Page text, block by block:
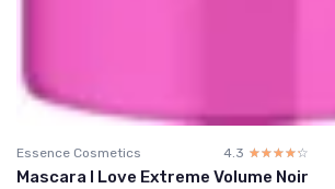
Essence Cosmetics 4.3 ☆☆☆☆☆
★★★★★
Mascara I Love Extreme Volume Noir